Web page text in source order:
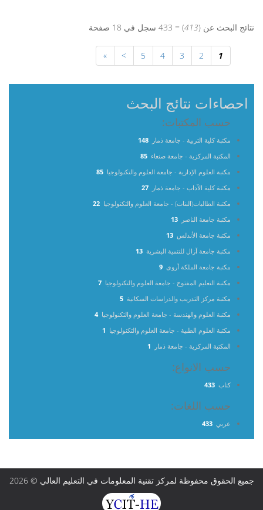
نتائج البحث عن (413) = 433 سجل في 18 صفحة
» > 5 4 3 2 1
احصاءات نتائج البحث
حسب المكتبات:
مكتبة كلية التربية - جامعة ذمار 148
المكتبة المركزية - جامعة صنعاء 85
مكتبة العلوم الإدارية - جامعة العلوم والتكنولوجيا 85
مكتبة كلية الآداب - جامعة ذمار 27
مكتبة الطالبات(البنات) - جامعة العلوم والتكنولوجيا 22
مكتبة جامعة الناصر 13
مكتبة جامعة الأندلس 13
مكتبة جامعة آزال للتنمية البشرية 13
مكتبة جامعة الملكة أروى 9
مكتبة التعليم المفتوح - جامعة العلوم والتكنولوجيا 7
مكتبة مركز التدريب والدراسات السكانية 5
مكتبة العلوم والهندسة - جامعة العلوم والتكنولوجيا 4
مكتبة العلوم الطبية - جامعة العلوم والتكنولوجيا 1
المكتبة المركزية - جامعة ذمار
1
حسب الانواع:
كتاب 433
حسب اللغات:
عربي 433
جميع الحقوق محفوظة لمركز تقنية المعلومات في التعليم العالي © 2026